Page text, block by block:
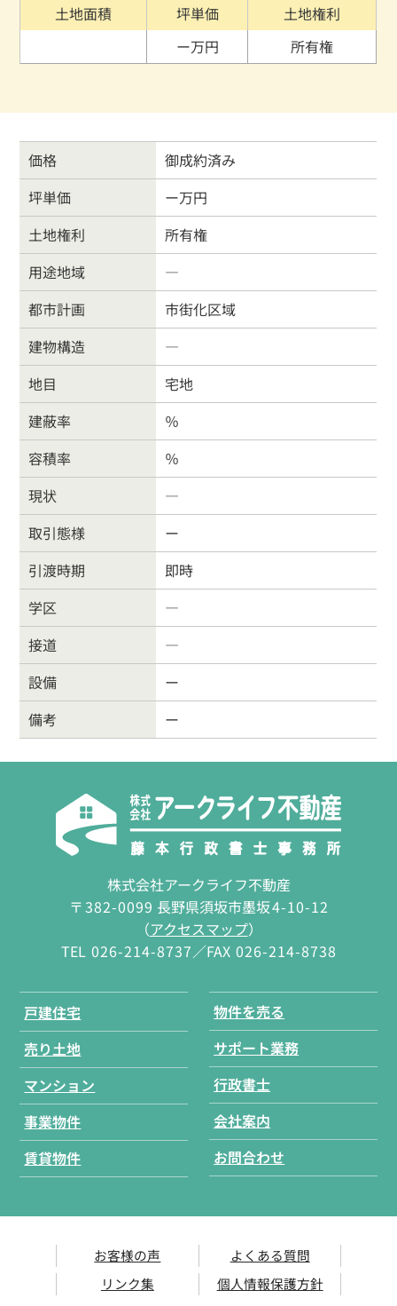
土地面積
坪単価
土地権利
ー万円
所有権
価格
御成約済み
坪単価
ー万円
土地権利
所有権
用途地域
―
都市計画
市街化区域
建物構造
―
地目
宅地
建蔽率
％
容積率
％
現状
―
取引態様
ー
引渡時期
即時
学区
―
接道
―
設備
ー
備考
ー
株式会社アークライフ不動産
〒382-0099 長野県須坂市墨坂4-10-12
（アクセスマップ）
TEL 026-214-8737／FAX 026-214-8738
戸建住宅
売り土地
マンション
事業物件
賃貸物件
物件を売る
サポート業務
行政書士
会社案内
お問合わせ
お客様の声
よくある質問
リンク集
個人情報保護方針
マンション
賃貸物件 物件を売る
サポート業務
会社案内 お問合わせ
026-214-8737
営業時間
9:30〜18:00
定休日 水曜日・日曜・祝日